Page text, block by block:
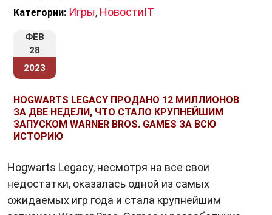
Категории: Игры, НовостиIT
ФЕВ
28
2023
HOGWARTS LEGACY ПРОДАНО 12 МИЛЛИОНОВ
ЗА ДВЕ НЕДЕЛИ, ЧТО СТАЛО КРУПНЕЙШИМ
ЗАПУСКОМ WARNER BROS. GAMES ЗА ВСЮ
ИСТОРИЮ
Hogwarts Legacy, несмотря на все свои
недостатки, оказалась одной из самых
ожидаемых игр года и стала крупнейшим